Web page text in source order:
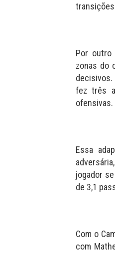
Por outro
zonas do
decisivos.
fez três
ofensivas.
Essa
jogador
de 3,1
Com o
com